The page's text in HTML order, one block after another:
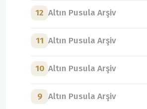
12 Altın Pusula Arşiv
11 Altın Pusula Arşiv
10 Altın Pusula Arşiv
9 Altın Pusula Arşiv